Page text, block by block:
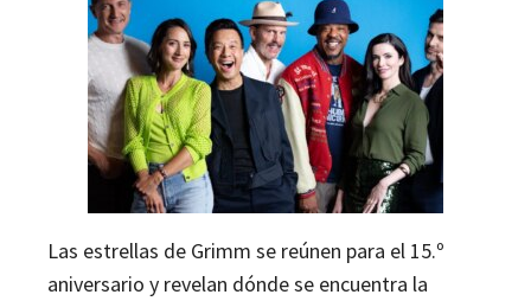
Las estrellas de Grimm se reúnen para el 15.º
aniversario y revelan dónde se encuentra la